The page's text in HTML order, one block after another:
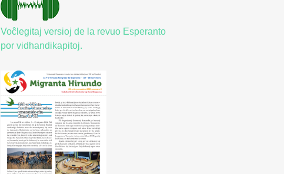
Voĉlegitaj versioj de la revuo Esperanto
por vidhandikapitoj.